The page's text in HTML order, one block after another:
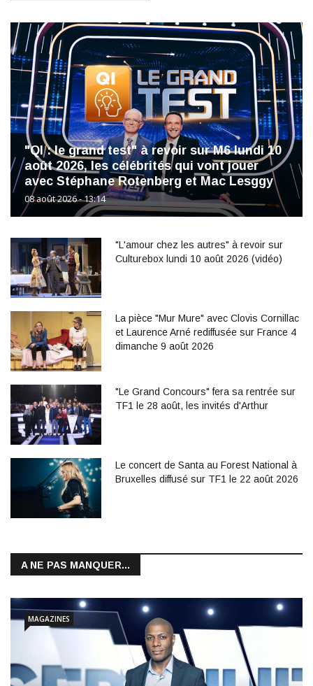
"QI : le grand test" à revoir sur M6 lundi 10
août 2026, les célébrités qui vont jouer
avec Stéphane Rotenberg et Mac Lesggy
08 août 2026 - 13:14
"L'amour chez les autres" à revoir sur
Culturebox lundi 10 août 2026 (vidéo)
La pièce "Mur Mure" avec Clovis Cornillac
et Laurence Arné rediffusée sur France 4
dimanche 9 août 2026
"Le Grand Concours" fera sa rentrée sur
TF1 le 28 août, les invités d'Arthur
Le concert de Santa au Forest National à
Bruxelles diffusé sur TF1 le 22 août 2026
A NE PAS MANQUER...
MAGAZINES